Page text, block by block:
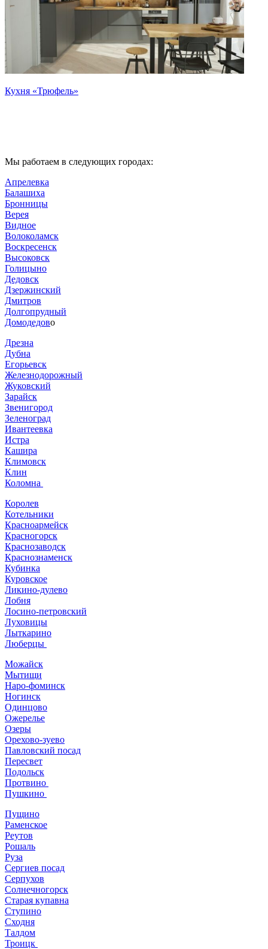
Кухня «Трюфель»
Мы работаем в следующих городах:
Апрелевка
Балашиха
Бронницы
Верея
Видное
Волоколамск
Воскресенск
Высоковск
Голицыно
Дедовск
Дзержинский
Дмитров
Долгопрудный
Домодедово
Дрезна
Дубна
Егорьевск
Железнодорожный
Жуковский
Зарайск
Звенигород
Зеленоград
Ивантеевка
Истра
Кашира
Климовск
Клин
Коломна
Королев
Котельники
Красноармейск
Красногорск
Краснозаводск
Краснознаменск
Кубинка
Куровское
Ликино-дулево
Лобня
Лосино-петровский
Луховицы
Лыткарино
Люберцы
Можайск
Мытищи
Наро-фоминск
Ногинск
Одинцово
Ожерелье
Озеры
Орехово-зуево
Павловский посад
Пересвет
Подольск
Протвино
Пушкино
Пущино
Раменское
Реутов
Рошаль
Руза
Сергиев посад
Серпухов
Солнечногорск
Старая купавна
Ступино
Сходня
Талдом
Троицк